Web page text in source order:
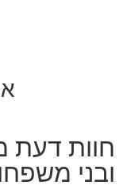
חוות דעת
ובני